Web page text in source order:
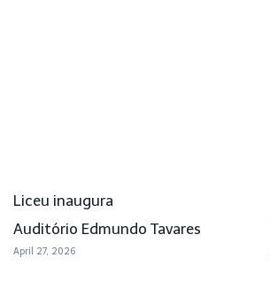
Liceu inaugura
Auditório Edmundo Tavares
April 27, 2026